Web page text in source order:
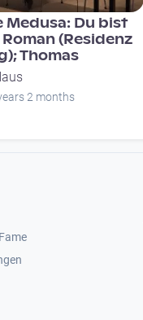
Medusa: Du bist
(Residenz
Thomas
2 months